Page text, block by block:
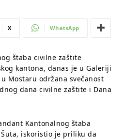
X WhatsApp
štaba civilne zaštite
kantona, danas je u Galeriji
Mostaru održana svečanost
dana civilne zaštite i Dana
Kantonalnog štaba
iskoristio je priliku da